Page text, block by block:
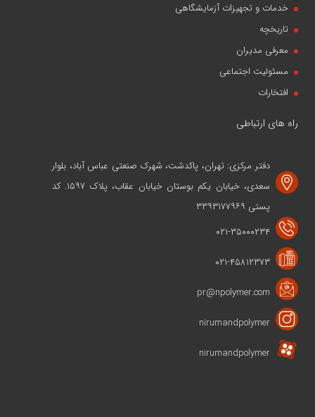
خدمات و تجهیزات آزمایشگاهی
تاریخچه
معرفی مدیران
مسئولیت اجتماعی
افتخارات
راه های ارتباطی
دفتر مرکزی: تهران، پاکدشت، شهرک صنعتی عباس آباد، بلوار
سعدی، خیابان یکم بوستان خیابان عقاب، پلاک ۱۵۹۷. کد
پستی ۳۳۹۳۱۷۷۹۶۹
۰۲۱-۳۵۰۰۰۲۳۴
۰۲۱-۴۵۸۱۲۳۷۳
pr@npolymer.com
nirumandpolymer
nirumandpolymer